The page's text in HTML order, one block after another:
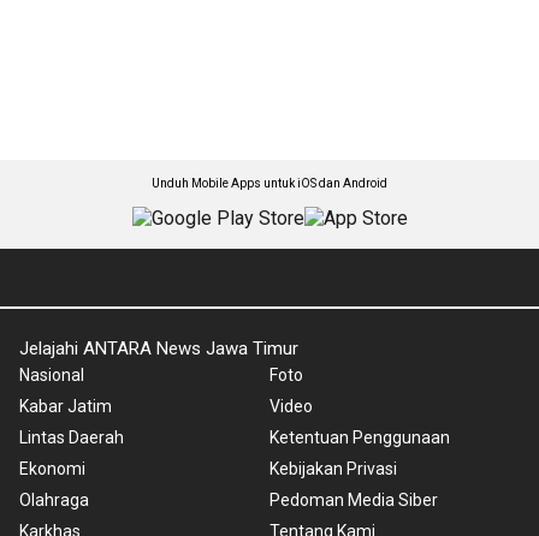
Unduh Mobile Apps untuk iOS dan Android
Jelajahi ANTARA News Jawa Timur
Nasional
Kabar Jatim
Lintas Daerah
Ekonomi
Olahraga
Karkhas
Foto
Video
Ketentuan Penggunaan
Kebijakan Privasi
Pedoman Media Siber
Tentang Kami